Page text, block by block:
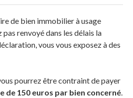
de bien immobilier à usage
pas renvoyé dans les délais la
vous vous exposez à des
pourrez être contraint de payer
de 150 euros par bien concerné.